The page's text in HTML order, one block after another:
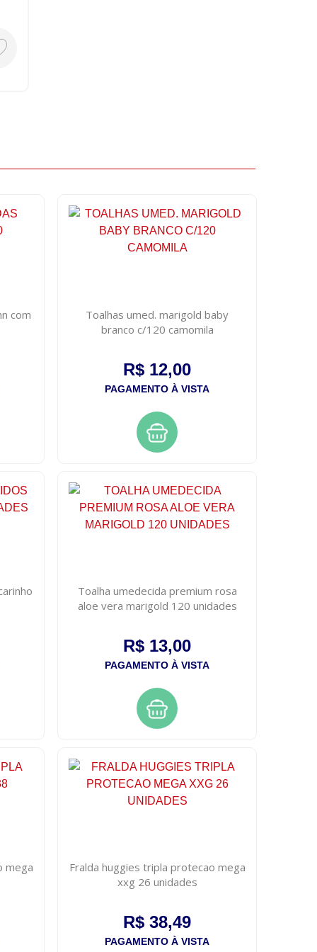
com
Toalhas umed. marigold baby
branco c/120 camomila
R$ 12,00
PAGAMENTO À VISTA
Toalha umedecida premium rosa
aloe vera marigold 120 unidades
R$ 13,00
PAGAMENTO À VISTA
mega
Fralda huggies tripla protecao mega
xxg 26 unidades
R$ 38,49
PAGAMENTO À VISTA